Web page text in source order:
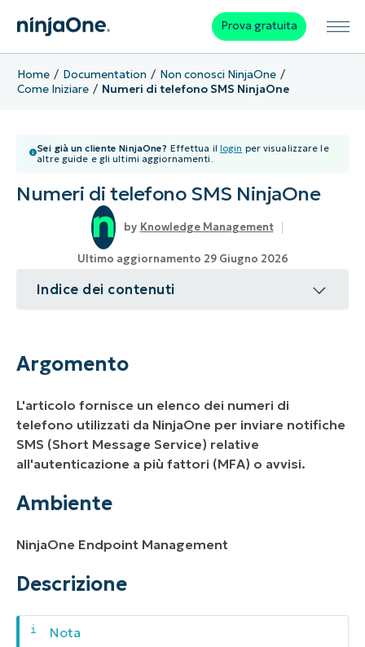
Prova gratuita
Home Documentation
Non conosci NinjaOne
Come Iniziare
Numeri di telefono SMS NinjaOne
Sei già un cliente NinjaOne? Effettua il login per visualizzare le
altre guide e gli ultimi aggiornamenti.
Numeri di telefono SMS NinjaOne
Knowledge Management
Ultimo aggiornamento 29 Giugno 2026
Indice dei contenuti
Ambiente
Argomento
L'articolo fornisce un elenco dei numeri di
telefono utilizzati da NinjaOne per inviare notifiche
SMS (Short Message Service) relative
all'autenticazione a più fattori (MFA) o avvisi.
Ambiente
NinjaOne Endpoint Management
Descrizione